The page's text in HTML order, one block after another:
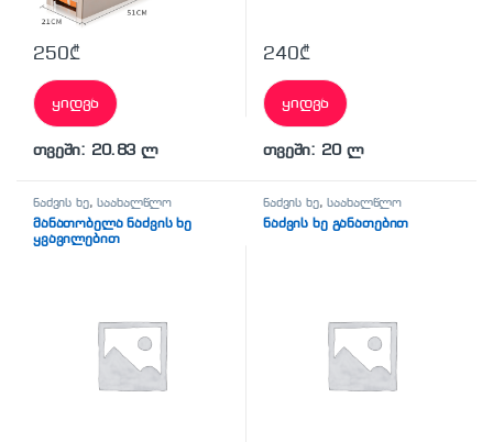
250₾
ყიდვა
თვეში: 20.83 ლ
240₾
ყიდვა
თვეში: 20 ლ
ნაძვის ხე,საახალწლო
მანათობელა ნაძვის ხე
ყვავილებით
ნაძვის ხე,საახალწლო
ნაძვის ხე განათებით